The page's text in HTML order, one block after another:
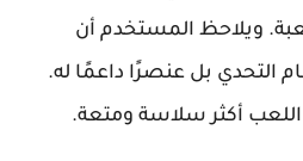
ويلاحظ المستخدم أن
التحدي بل عنصرًا داعمًا له.
اللعب أكثر سلاسة ومتعة.